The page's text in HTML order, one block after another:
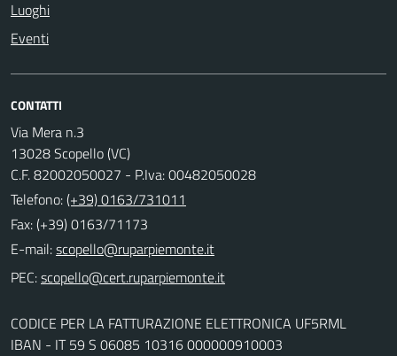
Luoghi
Eventi
CONTATTI
Via Mera n.3
13028 Scopello (VC)
C.F. 82002050027 - P.Iva: 00482050028
Telefono:(+39) 0163/731011
Fax: (+39) 0163/71173
E-mail:
PEC:
CODICE PER LA FATTURAZIONE ELETTRONICA UF5RML
IBAN - IT 59 S 06085 10316 000000910003